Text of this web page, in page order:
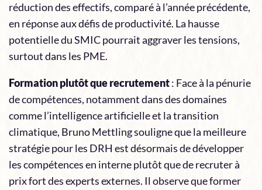
réduction des effectifs, comparé à l’année précédente,
en réponse aux défis de productivité. La hausse
potentielle du SMIC pourrait aggraver les tensions,
surtout dans les PME.
Formation plutôt que recrutement: Face à la pénurie
de compétences, notamment dans des domaines
comme l’intelligence artificielle et la transition
climatique, Bruno Mettling souligne que la meilleure
stratégie pour les DRH est désormais de développer
les compétences en interne plutôt que de recruter à
prix fort des experts externes. Il observe que former